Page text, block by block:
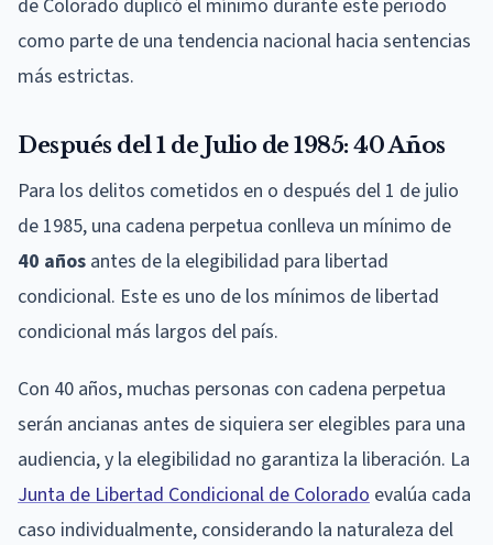
de Colorado duplicó el mínimo durante este periodo
como parte de una tendencia nacional hacia sentencias
más estrictas.
Después del 1 de Julio de 1985: 40 Años
Para los delitos cometidos en o después del 1 de julio
de 1985, una cadena perpetua conlleva un mínimo de
40 años antes de la elegibilidad para libertad
condicional. Este es uno de los mínimos de libertad
condicional más largos del país.
Con 40 años, muchas personas con cadena perpetua
serán ancianas antes de siquiera ser elegibles para una
audiencia, y la elegibilidad no garantiza la liberación. La
Junta de Libertad Condicional de Colorado evalúa cada
caso individualmente, considerando la naturaleza del